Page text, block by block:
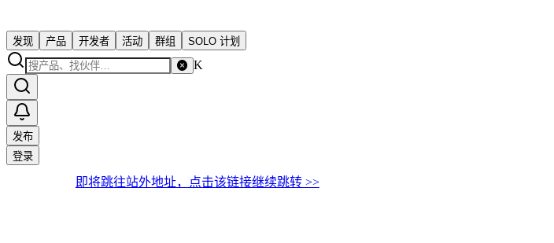
发现 产品 开发者 活动 群组 SOLO 计划
K
发布
登录
即将跳往站外地址，点击该链接继续跳转 >>